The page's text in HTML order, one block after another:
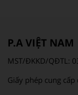
P.A VIỆT NAM
MST/ĐKKD/QĐTL:
Giấy phép cung